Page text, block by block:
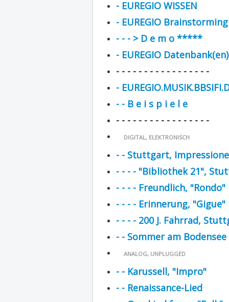
- EUREGIO WISSEN
- EUREGIO Brainstorming
- - - > D e m o *****
- EUREGIO Datenbank(en)
- - - - - - - - - - - - - - - - -
-
- - B e i s p i e l e
- - - - - - - - - - - - - - - - -
DIGITAL, ELEKTRONISCH
- - Stuttgart,
- - - - "Bibliothek 21",
- - - - Freundlich, "Rondo"
- - - - Erinnerung, "Gigue"
- - - - 200 J. Fahrrad,
- - Sommer am Bodensee
ANALOG, UNPLUGGED
- - Karussell, "Impro"
- - Renaissance-Lied